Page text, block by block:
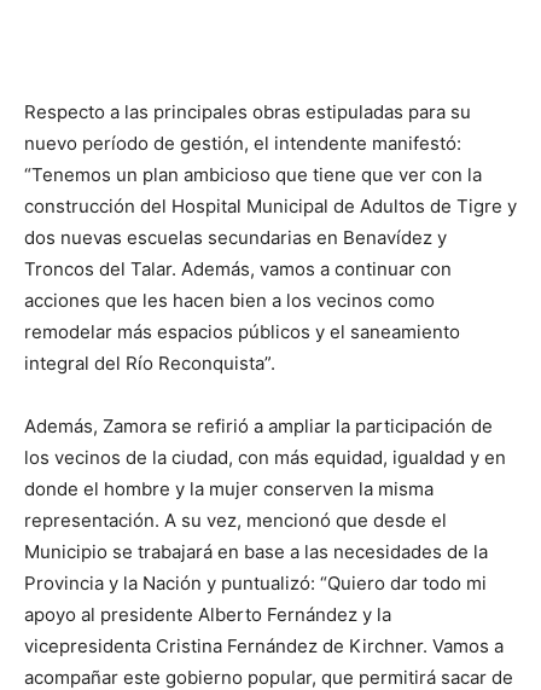
Respecto a las principales obras estipuladas para su
nuevo período de gestión, el intendente manifestó:
“Tenemos un plan ambicioso que tiene que ver con la
construcción del Hospital Municipal de Adultos de Tigre y
dos nuevas escuelas secundarias en Benavídez y
Troncos del Talar. Además, vamos a continuar con
acciones que les hacen bien a los vecinos como
remodelar más espacios públicos y el saneamiento
integral del Río Reconquista”.
Además, Zamora se refirió a ampliar la participación de
los vecinos de la ciudad, con más equidad, igualdad y en
donde el hombre y la mujer conserven la misma
representación. A su vez, mencionó que desde el
Municipio se trabajará en base a las necesidades de la
Provincia y la Nación y puntualizó: “Quiero dar todo mi
apoyo al presidente Alberto Fernández y la
vicepresidenta Cristina Fernández de Kirchner. Vamos a
acompañar este gobierno popular, que permitirá sacar de